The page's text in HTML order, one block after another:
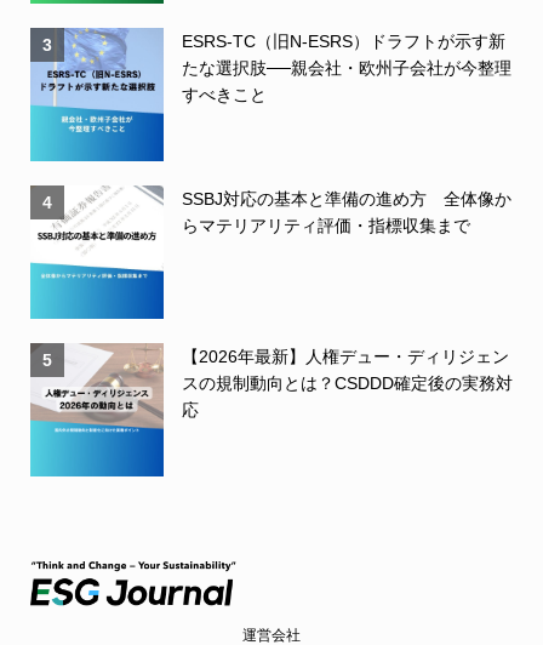
3
ESRS-TC（旧N-ESRS）ドラフトが示す新
たな選択肢──親会社・欧州子会社が今整理
すべきこと
4
SSBJ対応の基本と準備の進め方 全体像か
らマテリアリティ評価・指標収集まで
5
【2026年最新】人権デュー・ディリジェン
スの規制動向とは？CSDDD確定後の実務対
応
運営会社